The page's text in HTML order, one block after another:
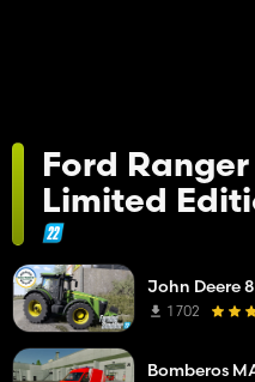
Ford Ranger
Limited
John Deere
1 702
Bomberos